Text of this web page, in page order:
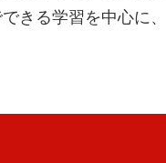
きる学習を中心に